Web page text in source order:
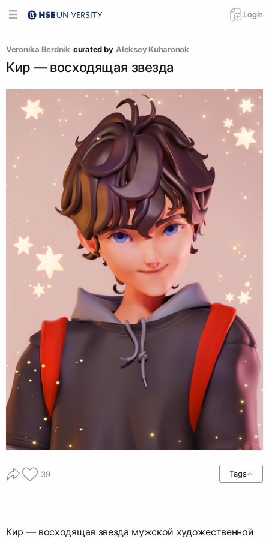
Login
Veronika Berdnik curated by Aleksey Kuharonok
Кир — восходящая звезда
39 Tags
Кир — восходящая звезда мужской художественной